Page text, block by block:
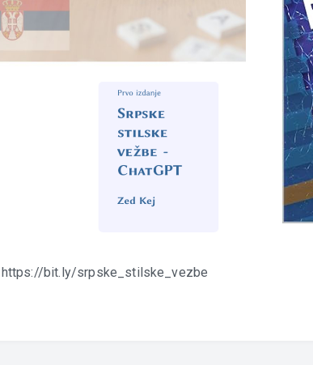
https://bit.ly/srpske_stilske_vezbe